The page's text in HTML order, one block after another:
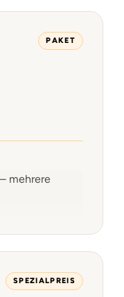
PAKET
mehrere
SPEZIALPREIS